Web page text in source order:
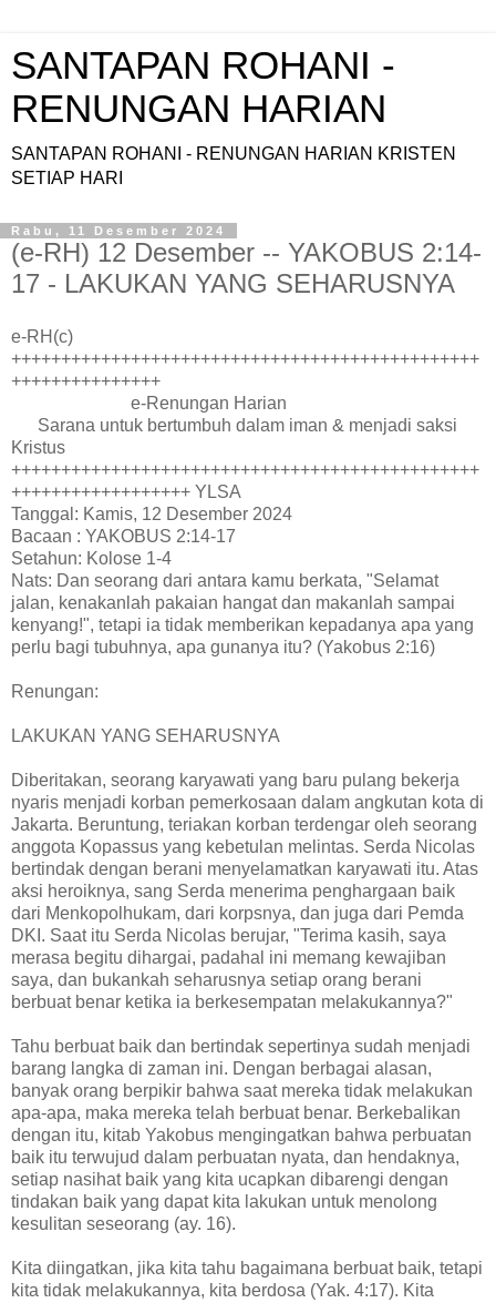
SANTAPAN ROHANI -
RENUNGAN HARIAN
SANTAPAN ROHANI - RENUNGAN HARIAN KRISTEN
SETIAP HARI
Rabu, 11 Desember 2024
(e-RH) 12 Desember -- YAKOBUS 2:14-
17 - LAKUKAN YANG SEHARUSNYA
e-RH(c)
+++++++++++++++++++++++++++++++++++++++++++++++
+++++++++++++++
e-Renungan Harian
Sarana untuk bertumbuh dalam iman & menjadi saksi
Kristus
+++++++++++++++++++++++++++++++++++++++++++++++
++++++++++++++++++ YLSA
Tanggal: Kamis, 12 Desember 2024
Bacaan : YAKOBUS 2:14-17
Setahun: Kolose 1-4
Nats: Dan seorang dari antara kamu berkata, "Selamat
jalan, kenakanlah pakaian hangat dan makanlah sampai
kenyang!", tetapi ia tidak memberikan kepadanya apa yang
perlu bagi tubuhnya, apa gunanya itu? (Yakobus 2:16)
Renungan:
LAKUKAN YANG SEHARUSNYA
Diberitakan, seorang karyawati yang baru pulang bekerja
nyaris menjadi korban pemerkosaan dalam angkutan kota di
Jakarta. Beruntung, teriakan korban terdengar oleh seorang
anggota Kopassus yang kebetulan melintas. Serda Nicolas
bertindak dengan berani menyelamatkan karyawati itu. Atas
aksi heroiknya, sang Serda menerima penghargaan baik
dari Menkopolhukam, dari korpsnya, dan juga dari Pemda
DKI. Saat itu Serda Nicolas berujar, "Terima kasih, saya
merasa begitu dihargai, padahal ini memang kewajiban
saya, dan bukankah seharusnya setiap orang berani
berbuat benar ketika ia berkesempatan melakukannya?"
Tahu berbuat baik dan bertindak sepertinya sudah menjadi
barang langka di zaman ini. Dengan berbagai alasan,
banyak orang berpikir bahwa saat mereka tidak melakukan
apa-apa, maka mereka telah berbuat benar. Berkebalikan
dengan itu, kitab Yakobus mengingatkan bahwa perbuatan
baik itu terwujud dalam perbuatan nyata, dan hendaknya,
setiap nasihat baik yang kita ucapkan dibarengi dengan
tindakan baik yang dapat kita lakukan untuk menolong
kesulitan seseorang (ay. 16).
Kita diingatkan, jika kita tahu bagaimana berbuat baik, tetapi
kita tidak melakukannya, kita berdosa (Yak. 4:17). Kita